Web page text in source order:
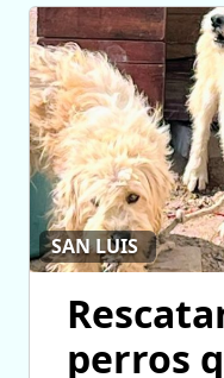
SAN LUIS
perros